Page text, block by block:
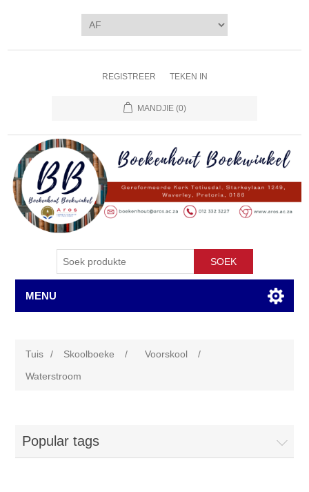
REGISTREER TEKEN IN
MANDJIE (0)
SOEK
MENU
Tuis / Skoolboeke / Voorskool
/
Waterstroom
Popular tags